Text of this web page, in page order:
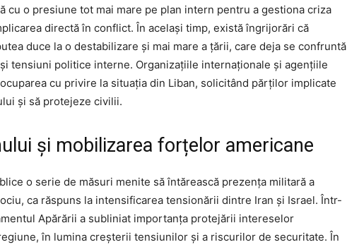
cu o presiune tot mai mare pe plan intern pentru a gestiona criza
directă în conflict. În același timp, există îngrijorări că
duce la o destabilizare și mai mare a țării, care deja se confruntă
tensiuni politice interne. Organizațiile internaționale și agențiile
cu privire la situația din Liban, solicitând părților implicate
și să protejeze civilii.
și mobilizarea forțelor americane
o serie de măsuri menite să întărească prezența militară a
ca răspuns la intensificarea tensionării dintre Iran și Israel. Într-
Apărării a subliniat importanța protejării intereselor
în lumina creșterii tensiunilor și a riscurilor de securitate. În